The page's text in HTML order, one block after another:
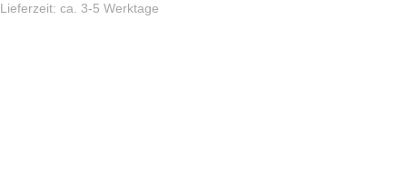
Lieferzeit: ca. 3-5 Werktage